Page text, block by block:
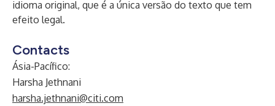
idioma original, que é a única versão do texto que tem
efeito legal.
Contacts
Ásia-Pacífico:
Harsha Jethnani
harsha.jethnani@citi.com